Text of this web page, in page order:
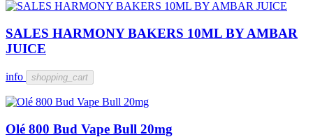
SALES HARMONY BAKERS 10ML BY AMBAR
JUICE
info shopping_cart
Olé 800 Bud Vape Bull 20mg